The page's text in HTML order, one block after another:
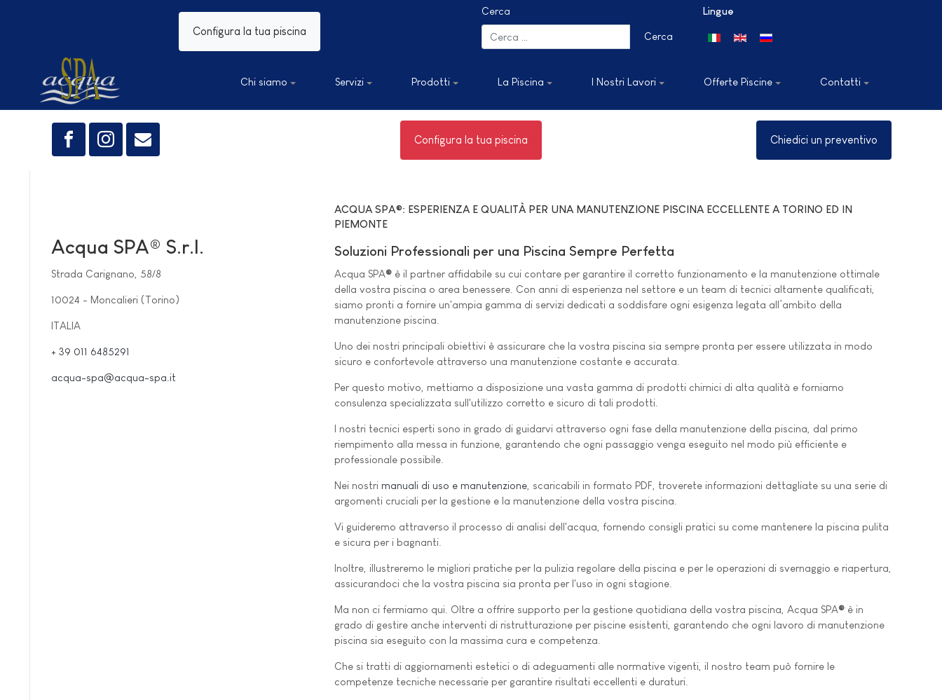
Configura la tua piscina
Cerca
Cerca
Lingue
Seleziona la tua lingua
Chi siamo Servizi Prodotti La Piscina I Nostri Lavori Offerte Piscine Contatti
Configura la tua piscina Chiedici un preventivo
ACQUA SPA®: ESPERIENZA E QUALITÀ PER UNA MANUTENZIONE PISCINA ECCELLENTE A TORINO ED IN
PIEMONTE
Soluzioni Professionali per una Piscina Sempre Perfetta
Acqua SPA® è il partner affidabile su cui contare per garantire il corretto funzionamento e la manutenzione ottimale
della vostra piscina o area benessere. Con anni di esperienza nel settore e un team di tecnici altamente qualificati,
siamo pronti a fornire un'ampia gamma di servizi dedicati a soddisfare ogni esigenza legata all’ambito della
manutenzione piscina.
Uno dei nostri principali obiettivi è assicurare che la vostra piscina sia sempre pronta per essere utilizzata in modo
sicuro e confortevole attraverso una manutenzione costante e accurata.
Per questo motivo, mettiamo a disposizione una vasta gamma di prodotti chimici di alta qualità e forniamo
consulenza specializzata sull'utilizzo corretto e sicuro di tali prodotti.
I nostri tecnici esperti sono in grado di guidarvi attraverso ogni fase della manutenzione della piscina, dal primo
riempimento alla messa in funzione, garantendo che ogni passaggio venga eseguito nel modo più efficiente e
professionale possibile.
Nei nostri manuali di uso e manutenzione , scaricabili in formato PDF, troverete informazioni dettagliate su una serie di
argomenti cruciali per la gestione e la manutenzione della vostra piscina.
Vi guideremo attraverso il processo di analisi dell'acqua, fornendo consigli pratici su come mantenere la piscina pulita
e sicura per i bagnanti.
Inoltre, illustreremo le migliori pratiche per la pulizia regolare della piscina e per le operazioni di svernaggio e riapertura,
assicurandoci che la vostra piscina sia pronta per l'uso in ogni stagione.
Ma non ci fermiamo qui. Oltre a offrire supporto per la gestione quotidiana della vostra piscina, Acqua SPA® è in
grado di gestire anche interventi di ristrutturazione per piscine esistenti, garantendo che ogni lavoro di manutenzione
piscina sia eseguito con la massima cura e competenza.
Che si tratti di aggiornamenti estetici o di adeguamenti alle normative vigenti, il nostro team può fornire le
competenze tecniche necessarie per garantire risultati eccellenti e duraturi.
Acqua SPA® S.r.l.
Strada Carignano, 58/8
10024 - Moncalieri (Torino)
ITALIA
+ 39 011 6485291
acqua-spa@acqua-spa.it